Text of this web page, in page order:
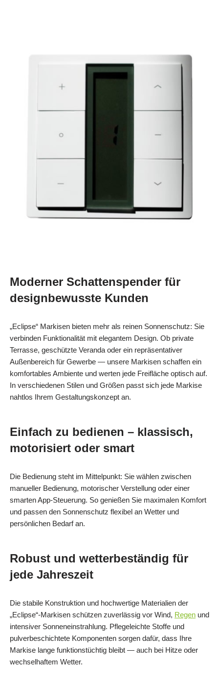
Moderner Schattenspender für
designbewusste Kunden
„Eclipse“ Markisen bieten mehr als reinen Sonnenschutz: Sie
verbinden Funktionalität mit elegantem Design. Ob private
Terrasse, geschützte Veranda oder ein repräsentativer
Außenbereich für Gewerbe — unsere Markisen schaffen ein
komfortables Ambiente und werten jede Freifläche optisch auf.
In verschiedenen Stilen und Größen passt sich jede Markise
nahtlos Ihrem Gestaltungskonzept an.
Einfach zu bedienen – klassisch,
motorisiert oder smart
Die Bedienung steht im Mittelpunkt: Sie wählen zwischen
manueller Bedienung, motorischer Verstellung oder einer
smarten App-Steuerung. So genießen Sie maximalen Komfort
und passen den Sonnenschutz flexibel an Wetter und
persönlichen Bedarf an.
Robust und wetterbeständig für
jede Jahreszeit
Die stabile Konstruktion und hochwertige Materialien der
„Eclipse“-Markisen schützen zuverlässig vor Wind, Regen und
intensiver Sonneneinstrahlung. Pflegeleichte Stoffe und
pulverbeschichtete Komponenten sorgen dafür, dass Ihre
Markise lange funktionstüchtig bleibt — auch bei Hitze oder
wechselhaftem Wetter.